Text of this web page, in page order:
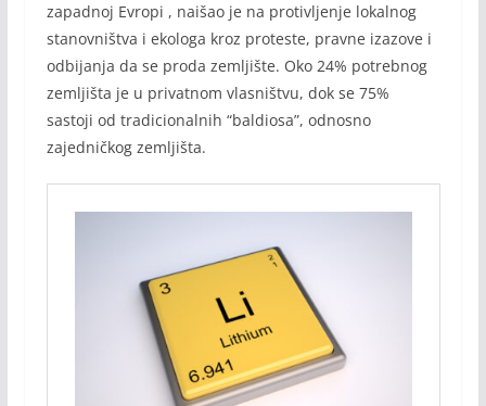
zapadnoj Evropi , naišao je na protivljenje lokalnog
stanovništva i ekologa kroz proteste, pravne izazove i
odbijanja da se proda zemljište. Oko 24% potrebnog
zemljišta je u privatnom vlasništvu, dok se 75%
sastoji od tradicionalnih “baldiosa”, odnosno
zajedničkog zemljišta.